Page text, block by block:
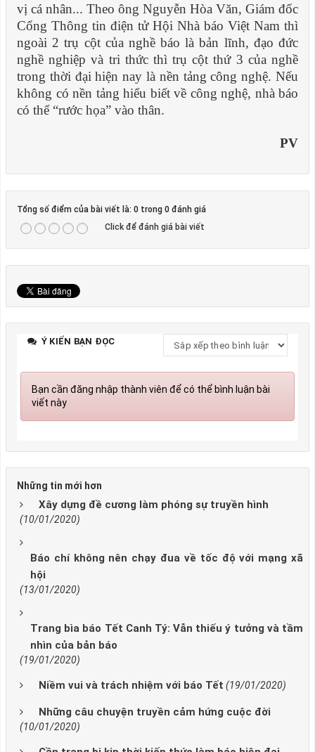
vị cá nhân... Theo ông Nguyễn Hòa Văn, Giám đốc
Cổng Thông tin điện tử Hội Nhà báo Việt Nam thì
ngoài 2 trụ cột của nghề báo là bản lĩnh, đạo đức
nghề nghiệp và tri thức thì trụ cột thứ 3 của nghề
trong thời đại hiện nay là nền tảng công nghệ. Nếu
không có nền tảng hiểu biết về công nghệ, nhà báo
có thể “rước họa” vào thân.
PV
Tổng số điểm của bài viết là: 0 trong 0 đánh giá
Click để đánh giá bài viết
Ý KIẾN BẠN ĐỌC
Bạn cần đăng nhập thành viên để có thể bình luận bài
viết này
Những tin mới hơn
Xây dựng đề cương làm phóng sự truyền hình
(10/01/2020)
Báo chí không nên chạy đua về tốc độ với mạng xã
hội
(13/01/2020)
Trang bìa báo Tết Canh Tý: Vẫn thiếu ý tưởng và tầm
nhìn của bản báo
(19/01/2020)
Niềm vui và trách nhiệm với báo Tết (19/01/2020)
Những câu chuyện truyền cảm hứng cuộc đời
(10/01/2020)